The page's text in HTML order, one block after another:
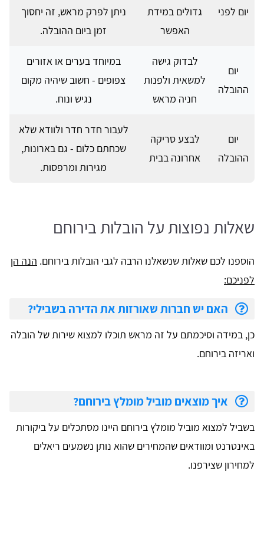
יום לפני
גדולים במידת
האפשר
ניתן לפרק מראש, זה יחסוך
זמן ביום ההובלה.
יום
ההובלה
לבדוק גישה
למשאית ולפנות
חניה מראש
במיוחד בערים או אזורים
צפופים - חשוב שיהיה מקום
נגיש ונוח.
יום
ההובלה
לבצע סריקה
אחרונה בבית
לעבור חדר חדר ולוודא שלא
שכחתם כלום - גם בארונות,
מגירות ומרפסות.
שאלות נפוצות על הובלות בירוחם
הוספנו לכם שאלות שנשאלנו הרבה לגבי הובלות בירוחם. הנה הן
לפניכם:
האם יש חברות שאורזות את הדירה בשבילי?
כן, במידה וסיכמתם על זה מראש תוכלו למצוא שירות של הובלה
ואריזה בירוחם.
איך מוצאים מוביל מומלץ בירוחם?
בשביל למצוא מוביל מומלץ בירוחם היינו מסתכלים על ביקורות
באינטרנט ומוודאים שהמחירים שהוא נותן נשמעים ריאלים
למחירון שצירפנו.